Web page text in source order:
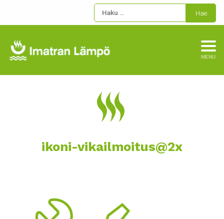
MENU
ikoni-vikailmoitus@2x